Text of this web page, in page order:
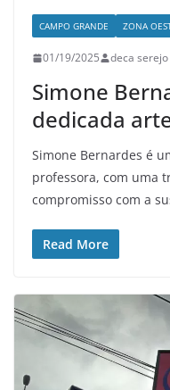
CAMPO GRANDE ZONA
01/19/2025 deca serejo
Simone
dedicada
Simone Bernardes é
professora, com uma
compromisso com a
Read More